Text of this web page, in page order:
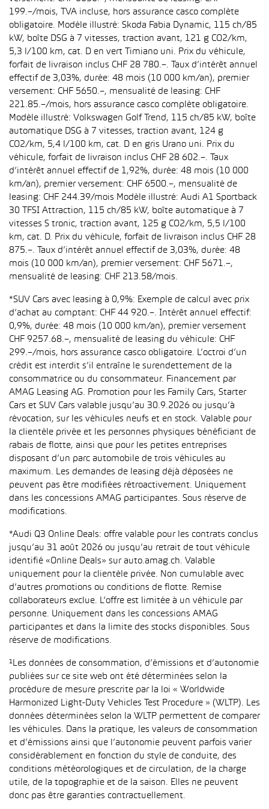
199.–/mois, TVA incluse, hors assurance casco complète
obligatoire. Modèle illustré: Skoda Fabia Dynamic, 115 ch/85
kW, boîte DSG à 7 vitesses, traction avant, 121 g CO2/km,
5,3 l/100 km, cat. D en vert Timiano uni. Prix du véhicule,
forfait de livraison inclus CHF 28 780.–. Taux d’intérêt annuel
effectif de 3,03%, durée: 48 mois (10 000 km/an), premier
versement: CHF 5650.–, mensualité de leasing: CHF
221.85.–/mois, hors assurance casco complète obligatoire.
Modèle illustré: Volkswagen Golf Trend, 115 ch/85 kW, boîte
automatique DSG à 7 vitesses, traction avant, 124 g
CO2/km, 5,4 l/100 km, cat. D en gris Urano uni. Prix du
véhicule, forfait de livraison inclus CHF 28 602.–. Taux
d’intérêt annuel effectif de 1,92%, durée: 48 mois (10 000
km/an), premier versement: CHF 6500.–, mensualité de
leasing: CHF 244.39/mois Modèle illustré: Audi A1 Sportback
30 TFSI Attraction, 115 ch/85 kW, boîte automatique à 7
vitesses S tronic, traction avant, 125 g CO2/km, 5,5 l/100
km, cat. D. Prix du véhicule, forfait de livraison inclus CHF 28
875.–. Taux d’intérêt annuel effectif de 3,03%, durée: 48
mois (10 000 km/an), premier versement: CHF 5671.–,
mensualité de leasing: CHF 213.58/mois.
*SUV Cars avec leasing à 0,9%: Exemple de calcul avec prix
d’achat au comptant: CHF 44 920.–. Intérêt annuel effectif:
0,9%, durée: 48 mois (10 000 km/an), premier versement
CHF 9257.68.–, mensualité de leasing du véhicule: CHF
299.–/mois, hors assurance casco obligatoire. L’octroi d’un
crédit est interdit s’il entraîne le surendettement de la
consommatrice ou du consommateur. Financement par
AMAG Leasing AG. Promotion pour les Family Cars, Starter
Cars et SUV Cars valable jusqu’au 30.9.2026 ou jusqu’à
révocation, sur les véhicules neufs et en stock. Valable pour
la clientèle privée et les personnes physiques bénéficiant de
rabais de flotte, ainsi que pour les petites entreprises
disposant d’un parc automobile de trois véhicules au
maximum. Les demandes de leasing déjà déposées ne
peuvent pas être modifiées rétroactivement. Uniquement
dans les concessions AMAG participantes. Sous réserve de
modifications.
*Audi Q3 Online Deals: offre valable pour les contrats conclus
jusqu’au 31 août 2026 ou jusqu’au retrait de tout véhicule
identifié «Online Deals» sur auto.amag.ch. Valable
uniquement pour la clientèle privée. Non cumulable avec
d’autres promotions ou conditions de flotte. Remise
collaborateurs exclue. L’offre est limitée à un véhicule par
personne. Uniquement dans les concessions AMAG
participantes et dans la limite des stocks disponibles. Sous
réserve de modifications.
¹Les données de consommation, d’émissions et d’autonomie
publiées sur ce site web ont été déterminées selon la
procédure de mesure prescrite par la loi « Worldwide
Harmonized Light-Duty Vehicles Test Procedure » (WLTP). Les
données déterminées selon la WLTP permettent de comparer
les véhicules. Dans la pratique, les valeurs de consommation
et d’émissions ainsi que l’autonomie peuvent parfois varier
considérablement en fonction du style de conduite, des
conditions météorologiques et de circulation, de la charge
utile, de la topographie et de la saison. Elles ne peuvent
donc pas être garanties contractuellement.